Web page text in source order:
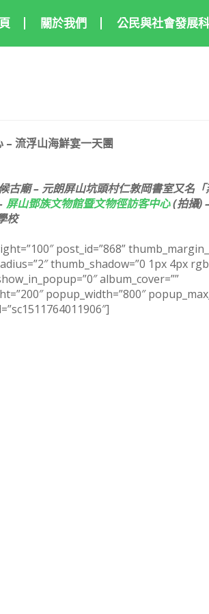
關於我們 公民與社會發展
– 流浮山海鮮宴一天團
古廟 – 元朗屏山坑頭村仁敦岡書室又名
屏山鄧族文物館暨文物徑訪客中心(拍攝)
校
post_id=”868”
thumb_shadow=”0 1px 4px
album_cover=””
popup_width=”800″